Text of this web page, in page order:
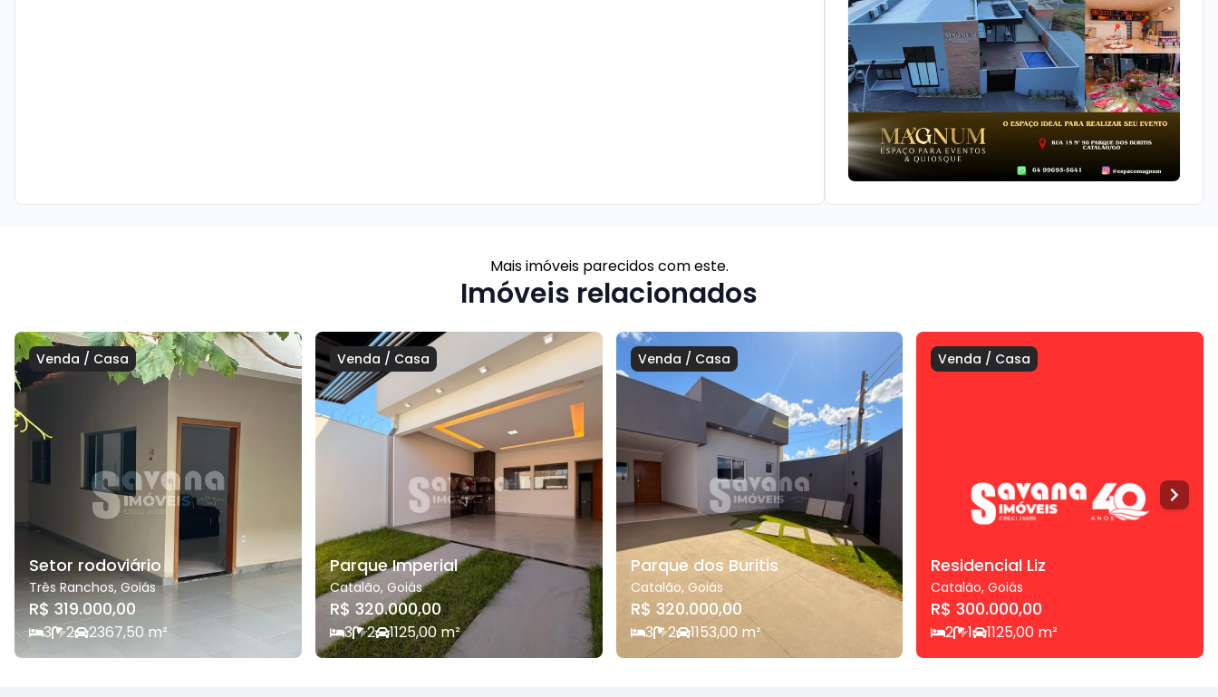
Mais imóveis parecidos com este.
Imóveis relacionados
Venda / Casa
Setor rodoviário
Três Ranchos,Goiás
R$ 319.000,00
3 2 2367,50 m²
Venda / Casa
Parque Imperial
Catalão, Goiás
R$ 320.000,00
3 2 1125,00 m²
Venda / Casa
Parque dos Buritis
Catalão, Goiás
R$ 320.000,00
3 2 1153,00 m²
Venda / Casa
Residencial Liz
Catalão,Goiás
R$ 300.000,00
2 1 1125,00 m²